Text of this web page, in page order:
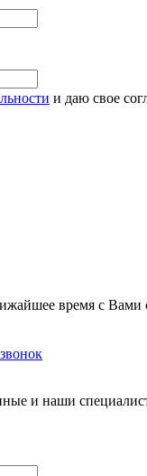
и даю свое
время с Вами
и наши